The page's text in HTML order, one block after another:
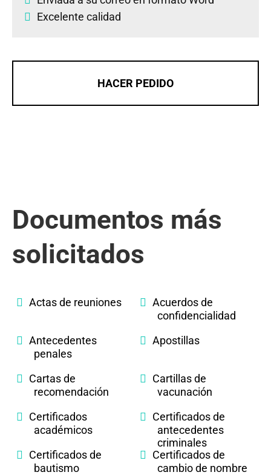
Excelente calidad
HACER PEDIDO
Documentos más
solicitados
Actas de reuniones
Acuerdos de
confidencialidad
Antecedentes
penales
Apostillas
Cartas de
recomendación
Cartillas de
vacunación
Certificados
académicos
Certificados de
antecedentes
criminales
Certificados de
bautismo
Certificados de
cambio de nombre